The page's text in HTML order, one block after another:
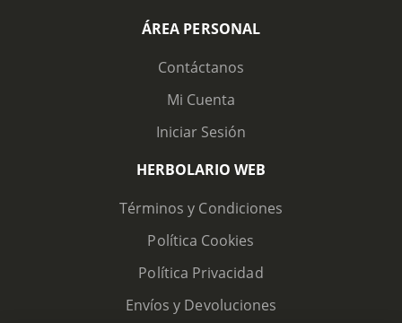
ÁREA PERSONAL
Contáctanos
Mi Cuenta
Iniciar Sesión
HERBOLARIO WEB
Términos y Condiciones
Política Cookies
Política Privacidad
Envíos y Devoluciones